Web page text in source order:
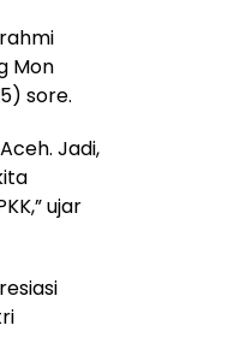
Mon
sore.
Jadi,
ujar